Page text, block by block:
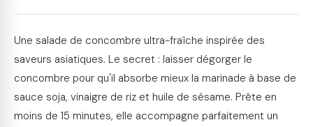
Une salade de concombre ultra-fraîche inspirée des
saveurs asiatiques. Le secret : laisser dégorger le
concombre pour qu'il absorbe mieux la marinade à base de
sauce soja, vinaigre de riz et huile de sésame. Prête en
moins de 15 minutes, elle accompagne parfaitement un